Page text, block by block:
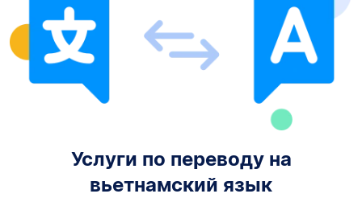
Услуги по переводу на
вьетнамский язык